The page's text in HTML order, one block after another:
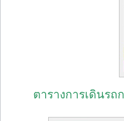
ตารางการเดินรถ